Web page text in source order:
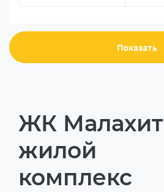
Показать
ЖК Малахит
жилой
комплекс